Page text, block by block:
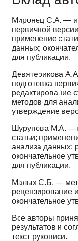
Миронец С.А. —
первичной
применение
данных;
для публикации.
Девятерикова
подготовка
редактирование
методов для
утверждение
Шурупова М.А.
статьи;
анализа данных;
окончательное
для публикации.
Малых С.Б. —
рецензирование
окончательное
Все авторы
результатов и
текст рукописи.